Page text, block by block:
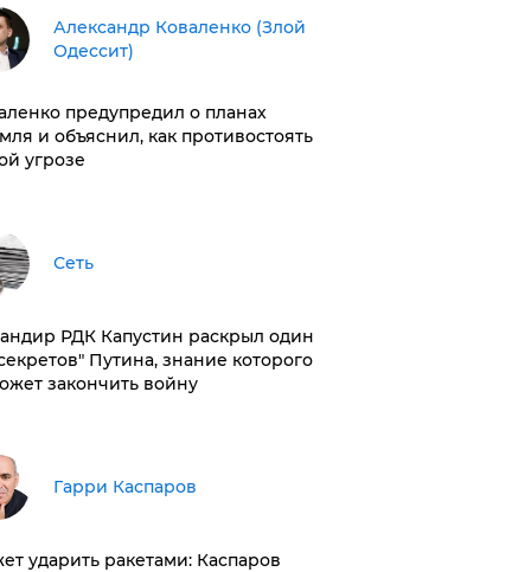
Александр Коваленко (Злой
Одессит)
предупредил о планах
и объяснил, как противостоять
угрозе
Сеть
РДК Капустин раскрыл один
Путина, знание которого
закончить войну
Гарри Каспаров
ударить ракетами: Каспаров